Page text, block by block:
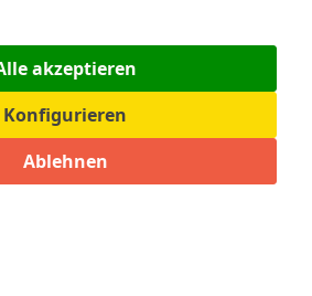
Ablehnen
akzeptieren
Konfigurieren